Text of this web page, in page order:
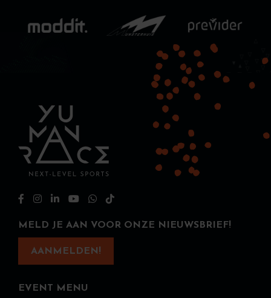
MELD JE AAN VOOR ONZE NIEUWSBRIEF!
AANMELDEN!
EVENT MENU